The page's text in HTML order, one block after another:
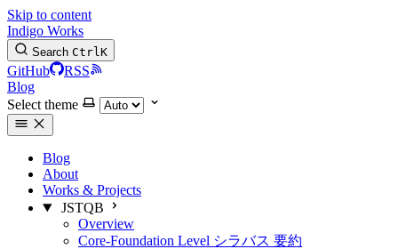
Skip to content
Indigo Works
Search CtrlK
GitHub
RSS
Blog
Select theme
Blog
About
Works & Projects
JSTQB
Overview
Core-Foundation Level シラバス 要約